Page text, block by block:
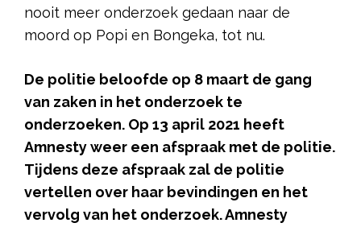
nooit meer onderzoek gedaan naar de
moord op Popi en Bongeka, tot nu.
De politie beloofde op 8 maart de gang
van zaken in het onderzoek te
onderzoeken. Op 13 april 2021 heeft
Amnesty weer een afspraak met de politie.
Tijdens deze afspraak zal de politie
vertellen over haar bevindingen en het
vervolg van het onderzoek. Amnesty